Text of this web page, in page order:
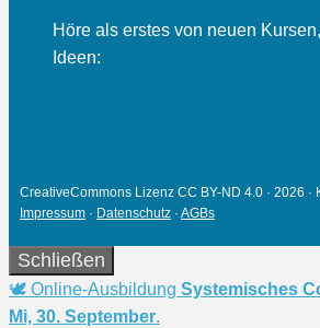
Höre als erstes von neuen
Ideen:
CreativeCommons Lizenz CC BY-ND 4.0 · 2026 ·
Impressum · Datenschutz · AGBs
Schließen
🕊 Online-Ausbildung Systemisches
Mi, 30. September.